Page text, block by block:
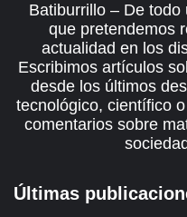
Batiburrillo – De
que pretendemos
actualidad en los
Escribimos artículos
desde los últimos
tecnológico, científico
comentarios sobre
Últimas